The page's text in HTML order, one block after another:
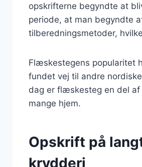
opskrifterne begyndte at
periode, at man begyndte
tilberedningsmetoder,
Flæskestegens popularitet
fundet vej til andre
dag er flæskesteg en del
mange hjem.
Opskrift på
krydderi